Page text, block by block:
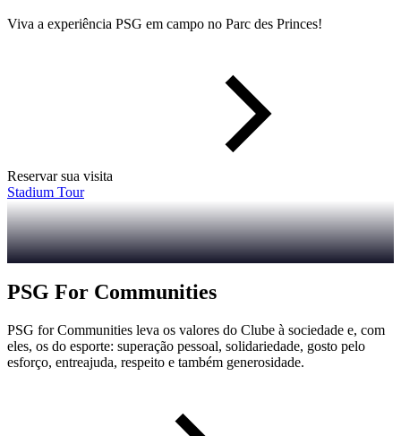
Viva a experiência PSG em campo no Parc des Princes!
Reservar sua visita
Stadium Tour
PSG For Communities
PSG for Communities leva os valores do Clube à sociedade e, com
eles, os do esporte: superação pessoal, solidariedade, gosto pelo
esforço, entreajuda, respeito e também generosidade.